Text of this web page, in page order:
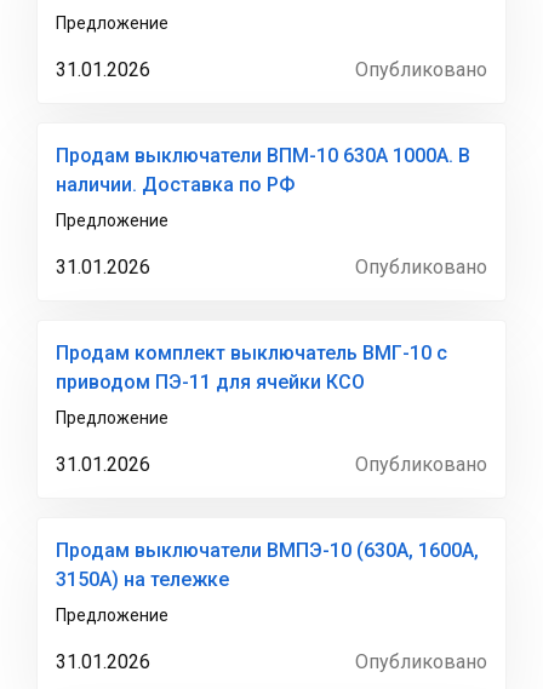
Предложение
31.01.2026 Опубликовано
Продам выключатели ВПМ-10 630А 1000А. В
наличии. Доставка по РФ
Предложение
31.01.2026 Опубликовано
Продам комплект выключатель ВМГ-10 с
приводом ПЭ-11 для ячейки КСО
Предложение
31.01.2026 Опубликовано
Продам выключатели ВМПЭ-10 (630А, 1600А,
3150А) на тележке
Предложение
31.01.2026 Опубликовано